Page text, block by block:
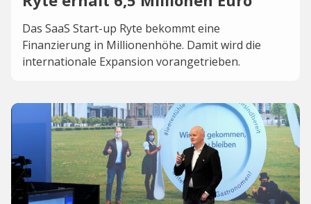
Das SaaS Start-up Ryte bekommt eine
Finanzierung in Millionenhöhe. Damit wird die
internationale Expansion vorangetrieben.